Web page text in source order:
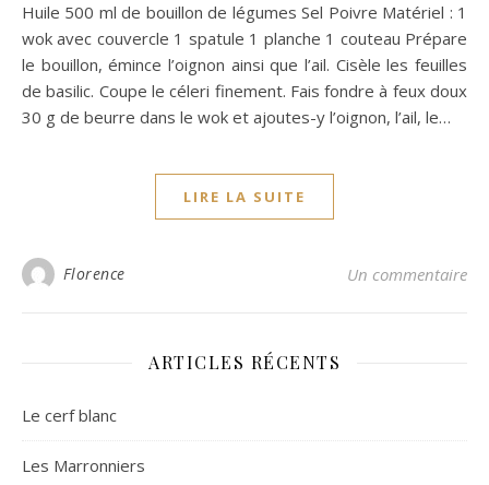
Huile 500 ml de bouillon de légumes Sel Poivre Matériel : 1
wok avec couvercle 1 spatule 1 planche 1 couteau Prépare
le bouillon, émince l’oignon ainsi que l’ail. Cisèle les feuilles
de basilic. Coupe le céleri finement. Fais fondre à feux doux
30 g de beurre dans le wok et ajoutes-y l’oignon, l’ail, le…
LIRE LA SUITE
Florence Un commentaire
ARTICLES RÉCENTS
Le cerf blanc
Les Marronniers